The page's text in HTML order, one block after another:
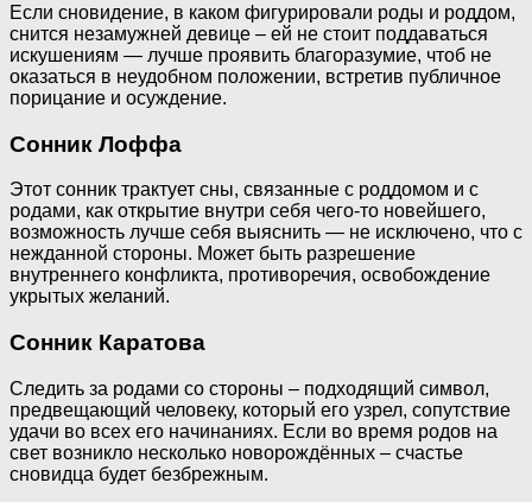
Если сновидение, в каком фигурировали роды и роддом,
снится незамужней девице – ей не стоит поддаваться
искушениям — лучше проявить благоразумие, чтоб не
оказаться в неудобном положении, встретив публичное
порицание и осуждение.
Сонник Лоффа
Этот сонник трактует сны, связанные с роддомом и с
родами, как открытие внутри себя чего-то новейшего,
возможность лучше себя выяснить — не исключено, что с
нежданной стороны. Может быть разрешение
внутреннего конфликта, противоречия, освобождение
укрытых желаний.
Сонник Каратова
Следить за родами со стороны – подходящий символ,
предвещающий человеку, который его узрел, сопутствие
удачи во всех его начинаниях. Если во время родов на
свет возникло несколько новорождённых – счастье
сновидца будет безбрежным.